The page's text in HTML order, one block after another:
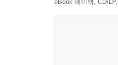
eBook 페이백, CD/